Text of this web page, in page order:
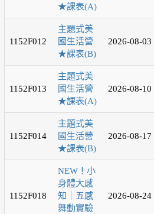
★課表(A)
1152F012
主題式美
國生活營
★課表(B)
2026-08-03
1152F013
主題式美
國生活營
★課表(A)
2026-08-10
1152F014
主題式美
國生活營
★課表(B)
2026-08-17
1152F018
NEW！小
身體大感
知｜五感
舞動實驗
2026-08-24